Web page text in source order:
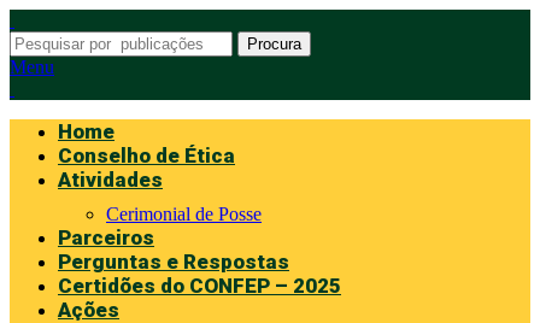
Procura
Menu
Home
Conselho de Ética
Atividades
Cerimonial de Posse
Parceiros
Perguntas e Respostas
Certidões do CONFEP – 2025
Ações